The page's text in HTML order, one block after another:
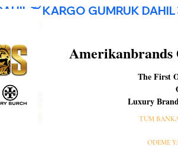
Amerikanbrands
The First
Luxury
TUM
ODEME